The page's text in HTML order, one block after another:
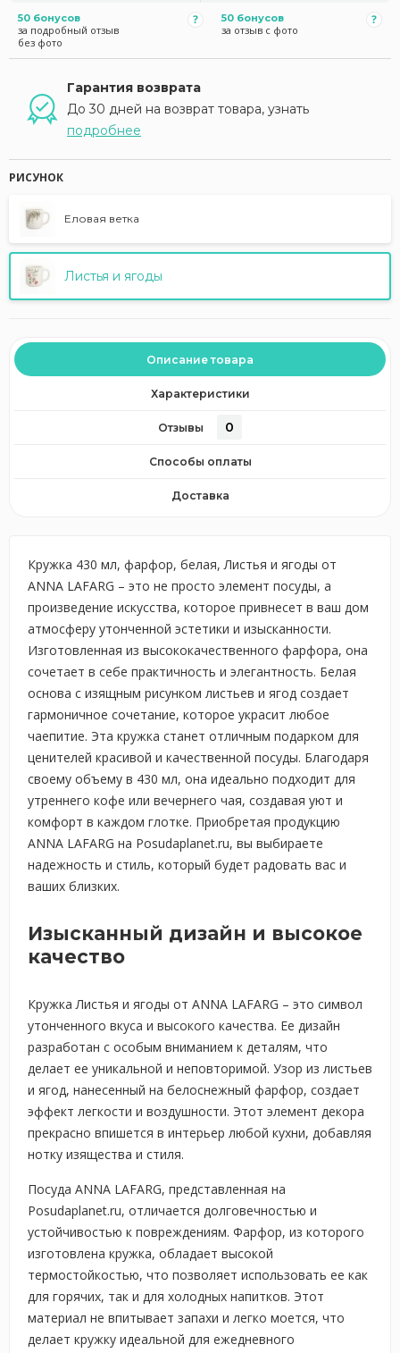
50 бонусов
за подробный отзыв
без фото
50 бонусов
за отзыв с фото
Гарантия возврата
До 30 дней на возврат товара, узнать
подробнее
РИСУНОК
Еловая ветка
Листья и ягоды
Описание товара
Характеристики
Отзывы 0
Способы оплаты
Доставка
Кружка 430 мл, фарфор, белая, Листья и ягоды от
ANNA LAFARG – это не просто элемент посуды, а
произведение искусства, которое привнесет в ваш дом
атмосферу утонченной эстетики и изысканности.
Изготовленная из высококачественного фарфора, она
сочетает в себе практичность и элегантность. Белая
основа с изящным рисунком листьев и ягод создает
гармоничное сочетание, которое украсит любое
чаепитие. Эта кружка станет отличным подарком для
ценителей красивой и качественной посуды. Благодаря
своему объему в 430 мл, она идеально подходит для
утреннего кофе или вечернего чая, создавая уют и
комфорт в каждом глотке. Приобретая продукцию
ANNA LAFARG на Posudaplanet.ru, вы выбираете
надежность и стиль, который будет радовать вас и
ваших близких.
Изысканный дизайн и высокое
качество
Кружка Листья и ягоды от ANNA LAFARG – это символ
утонченного вкуса и высокого качества. Ее дизайн
разработан с особым вниманием к деталям, что
делает ее уникальной и неповторимой. Узор из листьев
и ягод, нанесенный на белоснежный фарфор, создает
эффект легкости и воздушности. Этот элемент декора
прекрасно впишется в интерьер любой кухни, добавляя
нотку изящества и стиля.
Посуда ANNA LAFARG, представленная на
Posudaplanet.ru, отличается долговечностью и
устойчивостью к повреждениям. Фарфор, из которого
изготовлена кружка, обладает высокой
термостойкостью, что позволяет использовать ее как
для горячих, так и для холодных напитков. Этот
материал не впитывает запахи и легко моется, что
делает кружку идеальной для ежедневного